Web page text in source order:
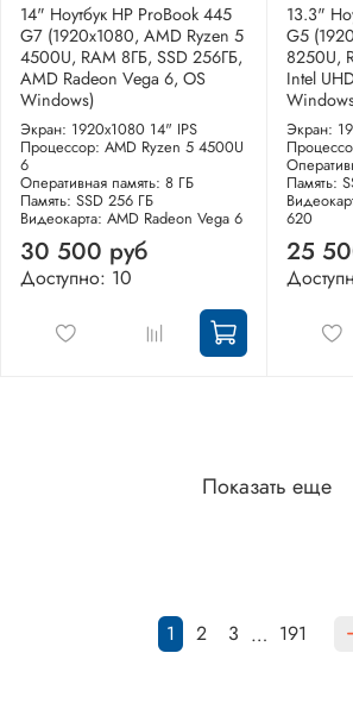
14" Ноутбук HP ProBook 445
G7 (1920x1080, AMD Ryzen 5
4500U, RAM 8ГБ, SSD 256ГБ,
AMD Radeon Vega 6, OS
Windows)
Экран: 1920x1080 14" IPS
Процессор: AMD Ryzen 5 4500U
6
Оперативная память: 8 ГБ
Память: SSD 256 ГБ
Видеокарта: AMD Radeon Vega 6
30 500 руб
Доступно: 10
13.3"
G5
8250U,
Intel
Экран:
Память:
620
25
Показать еще
1 2 3 … 191